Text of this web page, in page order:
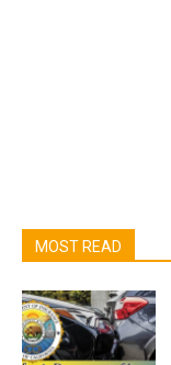
MOST READ